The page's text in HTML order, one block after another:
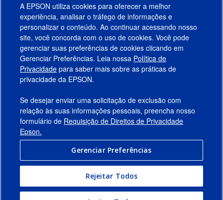
Produtos
Suporte
Links Sugeridos
Empresa
Conecte-se com a Epson
Termos de Uso
A EPSON utiliza cookies para oferecer a melhor
experiência, analisar o tráfego de informações e
personalizar o conteúdo. Ao continuar acessando nosso
site, você concorda com o uso de cookies. Você pode
gerenciar suas preferências de cookies clicando em
Gerenciar Preferências. Leia nossa Política de
Privacidade para saber mais sobre as práticas de
privacidade da EPSON.
Se desejar enviar uma solicitação de exclusão com
relação às suas informações pessoais, preencha nosso
formulário de Requisição de Direitos de Privacidade
Epson.
Gerenciar Preferências
Rejeitar Todos